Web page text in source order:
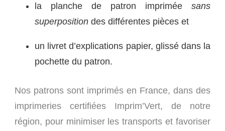
la planche de patron imprimée sans
superposition des différentes pièces et
un livret d’explications papier, glissé dans la
pochette du patron.
Nos patrons sont imprimés en France, dans des
imprimeries certifiées Imprim’Vert, de notre
région, pour minimiser les transports et favoriser